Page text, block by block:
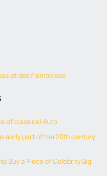
et des framboises
of classical Auto
early part of the 20th century
Buy a Piece of Celebrity Big